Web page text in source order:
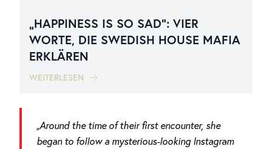
„HAPPINESS IS SO SAD“: VIER
WORTE, DIE SWEDISH HOUSE MAFIA
ERKLÄREN
WEITERLESEN
„Around the time of their first encounter, she
began to follow a mysterious-looking Instagram